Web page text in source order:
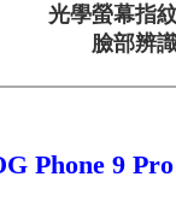
光學螢幕指
臉部辨
Phone 9